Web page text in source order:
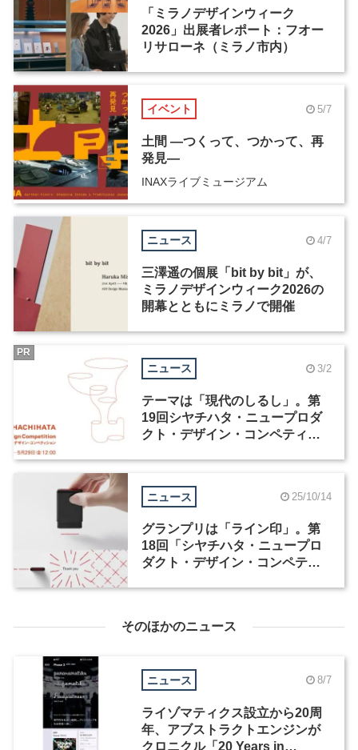
「ミラノデザインウィーク
2026」出展者レポート：フオー
リサローネ（ミラノ市内）
イベント 5/7
土間 ―つくって、つかって、再
発見―
INAXライブミュージアム
ニュース 4/7
三澤遥の個展「bit by bit」が、
ミラノデザインウィーク2026の
開幕とともにミラノで開催
ニュース 3/2
テーマは「現代のしるし」。第
19回シヤチハタ・ニュープロダ
クト・デザイン・コンペティシ
PR
ニュース 25/10/14
グランプリは「ライン印」。第
18回「シヤチハタ・ニュープロ
ダクト・デザイン・コンペティ
そのほかのニュース
ニュース 8/7
ライゾマティクス設立から20周
年、アブストラクトエンジンが
クロニクル「20 Years in